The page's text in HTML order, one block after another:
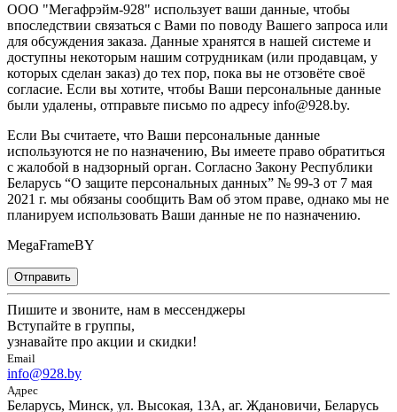
ООО "Мегафрэйм-928" использует ваши данные, чтобы
впоследствии связаться с Вами по поводу Вашего запроса или
для обсуждения заказа. Данные хранятся в нашей системе и
доступны некоторым нашим сотрудникам (или продавцам, у
которых сделан заказ) до тех пор, пока вы не отзовёте своё
согласие. Если вы хотите, чтобы Ваши персональные данные
были удалены, отправьте письмо по адресу info@928.by.
Если Вы считаете, что Ваши персональные данные
используются не по назначению, Вы имеете право обратиться
с жалобой в надзорный орган. Согласно Закону Республики
Беларусь “О защите персональных данных” № 99-З от 7 мая
2021 г. мы обязаны сообщить Вам об этом праве, однако мы не
планируем использовать Ваши данные не по назначению.
MegaFrameBY
Отправить
Пишите и звоните, нам в мессенджеры
Вступайте в группы,
узнавайте про акции и скидки!
Email
info@928.by
Адрес
Беларусь, Минск, ул. Высокая, 13А, аг. Ждановичи, Беларусь